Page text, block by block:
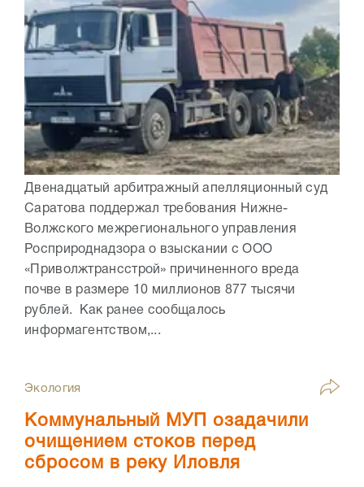
Двенадцатый арбитражный апелляционный суд
Саратова поддержал требования Нижне-
Волжского межрегионального управления
Росприроднадзора о взыскании с ООО
«Приволжтрансстрой» причиненного вреда
почве в размере 10 миллионов 877 тысячи
рублей. Как ранее сообщалось
информагентством,...
Экология
Коммунальный МУП озадачили
очищением стоков перед
сбросом в реку Иловля